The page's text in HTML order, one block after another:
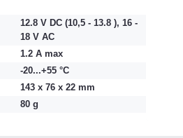
12.8 V DC (10,5 - 13.8 ), 16 -
18 V AC
1.2 A max
-20...+55 °C
143 x 76 x 22 mm
80 g